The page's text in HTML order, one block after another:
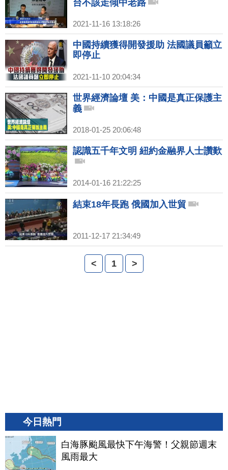
台不該走傾中老路
2021-11-16 13:18:26
中國持續獲得開發援助 法國議員籲立
即停止
2021-11-10 20:04:34
世界經濟論壇 美：中國是真正保護主
義
2018-01-25 20:06:48
認識五千年文明 紐約金融界人士讚歎
2014-01-16 21:22:25
結束18年長跑 俄國加入世貿
2011-12-17 21:34:49
< 1 >
今日熱門
白海豚颱風最快下午海警！父親節週末
風雨最大